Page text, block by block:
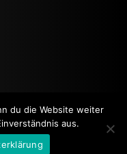
du die Website weiter
aus.